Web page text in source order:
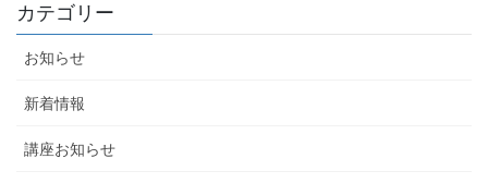
カテゴリー
お知らせ
新着情報
講座お知らせ